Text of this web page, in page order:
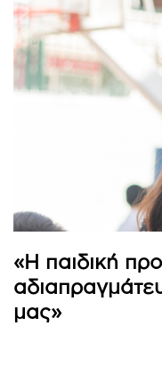
«Η παιδική
μας»